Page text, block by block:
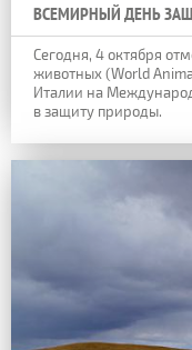
ВСЕМИРНЫЙ ДЕНЬ
Сегодня, 4 октября
животных (World
Италии на
в защиту природы.